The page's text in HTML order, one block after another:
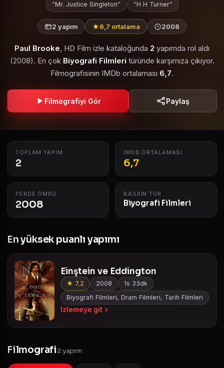
Mr. Justice Singleton H H Turner
2 yapım 6,7 ortalama 2008
Paul Brooke, HD Film izle kataloğunda 2 yapımda rol aldı
(2008). En çok Biyografi Filmleri türünde karşımıza çıkıyor.
Filmografisinin IMDb ortalaması 6,7.
Filmografiyi Gör Paylaş
TOPLAM YAPIM
2
IMDB ORTALAMASI
6,7
PERDE ÖMRÜ
2008
BASKIN TÜR
Biyografi Filmleri
En yüksek puanlı yapımı
Einştein ve Eddington
★ 7,2 2008
1s 33dk
Biyografi Filmleri, Dram Filmleri, Tarih Filmleri
İzlemeye git
Filmografi2 yapım